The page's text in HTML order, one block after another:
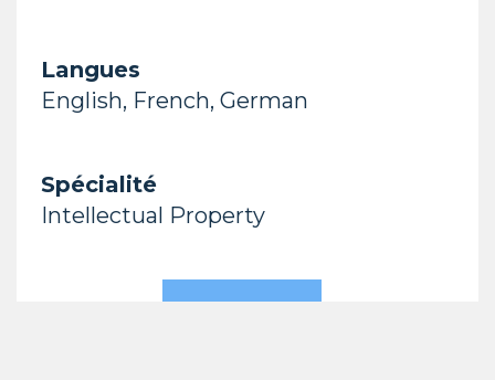
Langues
English, French, German
Spécialité
Intellectual Property